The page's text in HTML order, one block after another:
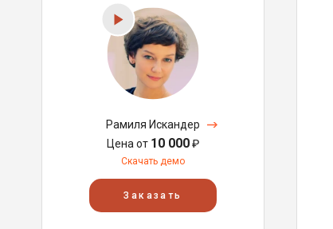
Рамиля Искандер
Цена от 10 000₽
Скачать демо
Заказать